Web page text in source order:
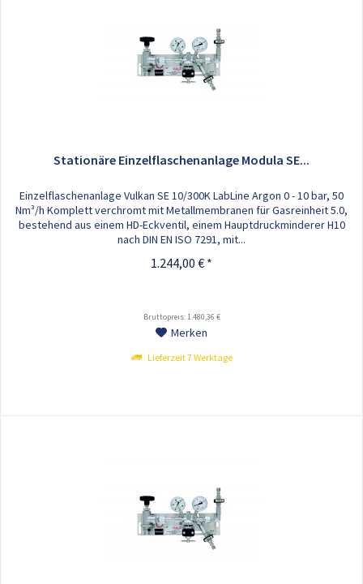
Stationäre Einzelflaschenanlage Modula SE...
Einzelflaschenanlage Vulkan SE 10/300K LabLine Argon 0 - 10 bar, 50
Nm³/h Komplett verchromt mit Metallmembranen für Gasreinheit 5.0,
bestehend aus einem HD-Eckventil, einem Hauptdruckminderer H10
nach DIN EN ISO 7291, mit...
1.244,00 € *
Bruttopreis: 1.480,36 €
Merken
Lieferzeit 7 Werktage